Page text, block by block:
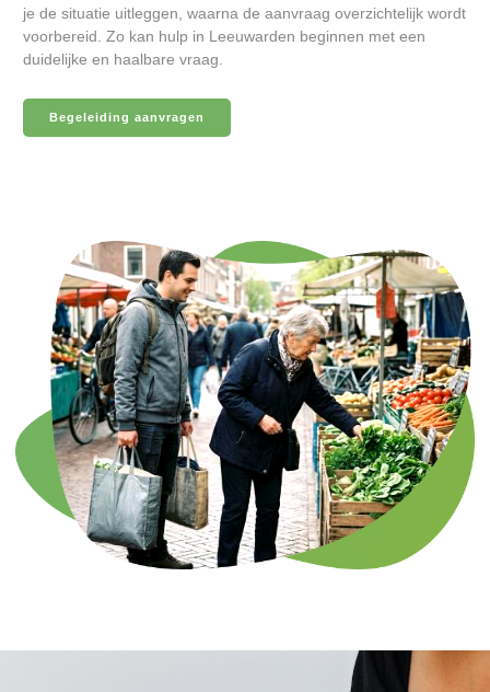
je de situatie uitleggen, waarna de aanvraag overzichtelijk wordt
voorbereid. Zo kan hulp in Leeuwarden beginnen met een
duidelijke en haalbare vraag.
Begeleiding aanvragen